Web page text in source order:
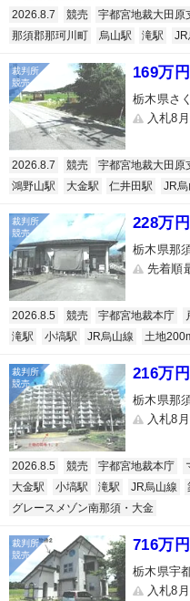
2026.8.7 競売 宇都宮地裁大田原
那須郡那珂川町
烏山駅 滝駅 JR
169万
栃木県さ
入札8
2026.8.7 競売 宇都宮地裁大田原
鴻野山駅
大金駅 仁井田駅 JR烏
228万
栃木県那
先着順
2026.8.5 競売 宇都宮地裁本庁
滝駅
小塙駅 JR烏山線 土地
216万
栃木県那
入札8
2026.8.5 競売 宇都宮地裁本庁
大金駅
小塙駅 滝駅 JR烏山線
グレースメゾン南那須・大金
716万
栃木県宇
入札8